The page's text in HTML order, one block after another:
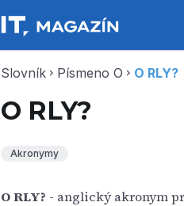
Slovník chevron_right Písmeno O chevron_right O RLY?
O RLY?
Akronymy
O RLY? - anglický akronym